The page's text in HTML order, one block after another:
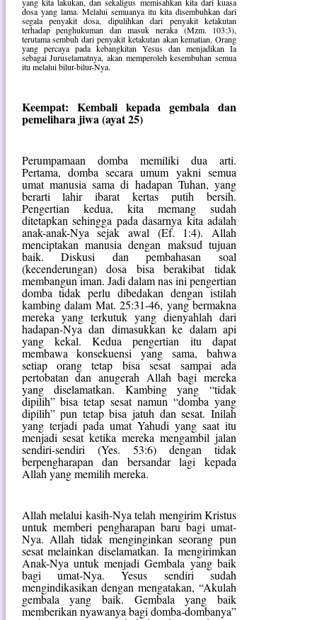
dosa yang lama. Melalui semuanya itu kita disembuhkan dari
segala penyakit dosa, dipulihkan dari penyakit ketakutan
terhadap penghukuman dan masuk neraka (Mzm. 103:3),
terutama sembuh dari penyakit ketakutan akan kematian. Orang
yang percaya pada kebangkitan Yesus dan menjadikan Ia
sebagai Juruselamatnya, akan memperoleh kesembuhan semua
itu melalui bilur-bilur-Nya.
Keempat: Kembali kepada gembala dan
pemelihara jiwa (ayat 25)
Perumpamaan domba memiliki dua arti.
Pertama, domba secara umum yakni semua
umat manusia sama di hadapan Tuhan, yang
berarti lahir ibarat kertas putih bersih.
Pengertian kedua, kita memang sudah
ditetapkan sehingga pada dasarnya kita adalah
anak-anak-Nya sejak awal (Ef. 1:4). Allah
menciptakan manusia dengan maksud tujuan
baik. Diskusi dan pembahasan soal
(kecenderungan) dosa bisa berakibat tidak
membangun iman. Jadi dalam nas ini pengertian
domba tidak perlu dibedakan dengan istilah
kambing dalam Mat. 25:31-46, yang bermakna
mereka yang terkutuk yang dienyahlah dari
hadapan-Nya dan dimasukkan ke dalam api
yang kekal. Kedua pengertian itu dapat
membawa konsekuensi yang sama, bahwa
setiap orang tetap bisa sesat sampai ada
pertobatan dan anugerah Allah bagi mereka
yang diselamatkan. Kambing yang “tidak
dipilih” bisa tetap sesat namun “domba yang
dipilih” pun tetap bisa jatuh dan sesat. Inilah
yang terjadi pada umat Yahudi yang saat itu
menjadi sesat ketika mereka mengambil jalan
sendiri-sendiri (Yes. 53:6) dengan tidak
berpengharapan dan bersandar lagi kepada
Allah yang memilih mereka.
Allah melalui kasih-Nya telah mengirim Kristus
untuk memberi pengharapan baru bagi umat-
Nya. Allah tidak menginginkan seorang pun
sesat melainkan diselamatkan. Ia mengirimkan
Anak-Nya untuk menjadi Gembala yang baik
bagi umat-Nya. Yesus sendiri sudah
mengindikasikan dengan mengatakan, “Akulah
gembala yang baik. Gembala yang baik
memberikan nyawanya bagi domba-dombanya”